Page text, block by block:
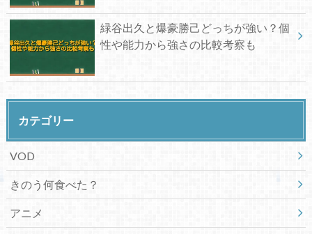
緑谷出久と爆豪勝己どっちが強い？個
性や能力から強さの比較考察も
カテゴリー
VOD
きのう何食べた？
アニメ